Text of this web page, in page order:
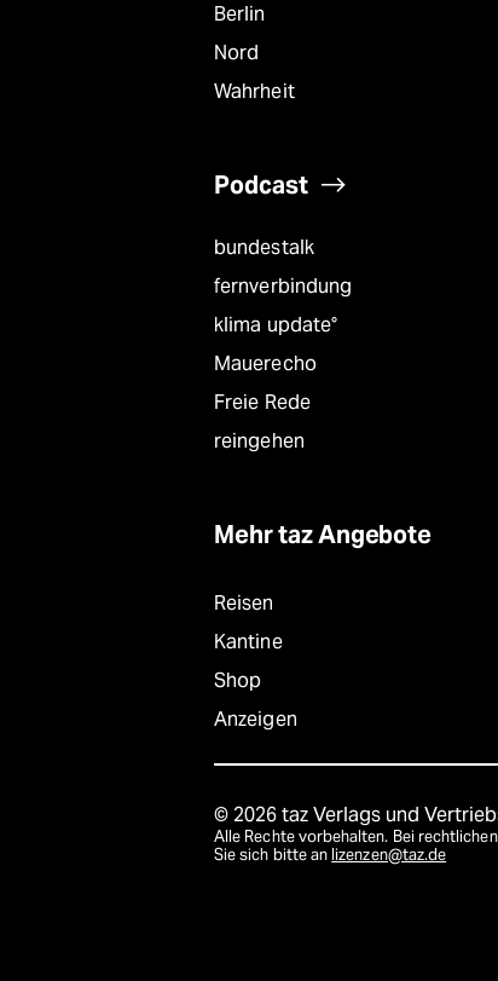
Berlin
Nord
Wahrheit
Podcast
bundestalk
fernverbindung
klima update°
Mauerecho
Freie Rede
reingehen
Mehr taz Angebote
Reisen
Kantine
Shop
Anzeigen
© 2026 taz Verlags und
Alle Rechte vorbehalten. Bei
Sie sich bitte an lizenzen@taz.de